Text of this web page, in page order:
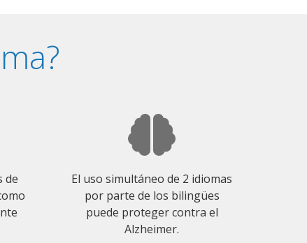
de
El uso simultáneo de 2 idiomas
por parte de los bilingües
puede proteger contra el
Alzheimer.